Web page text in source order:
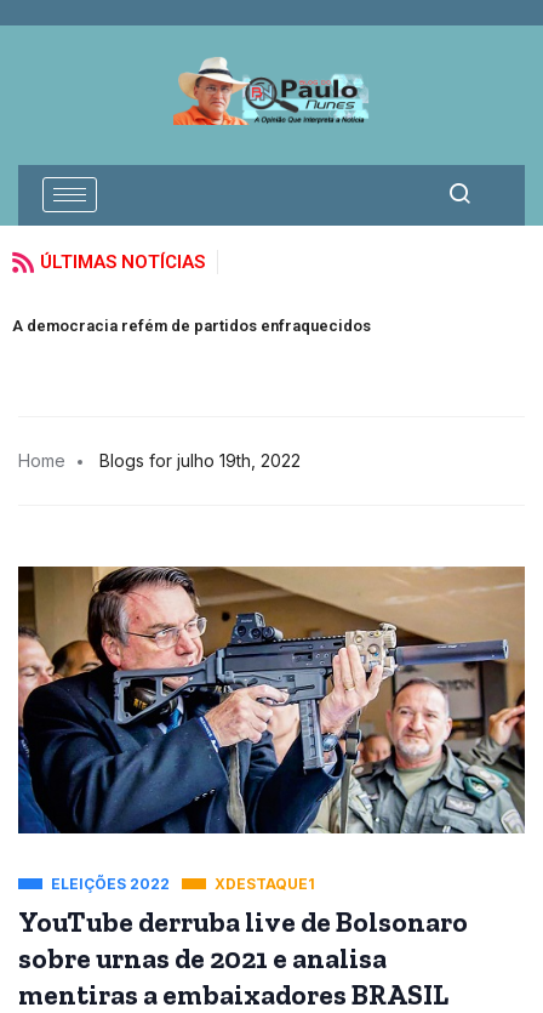
ÚLTIMAS NOTÍCIAS
A democracia refém de partidos enfraquecidos
Home Blogs for julho 19th, 2022
ELEIÇÕES 2022 XDESTAQUE1
YouTube derruba live de Bolsonaro
sobre urnas de 2021 e analisa
mentiras a embaixadores BRASIL